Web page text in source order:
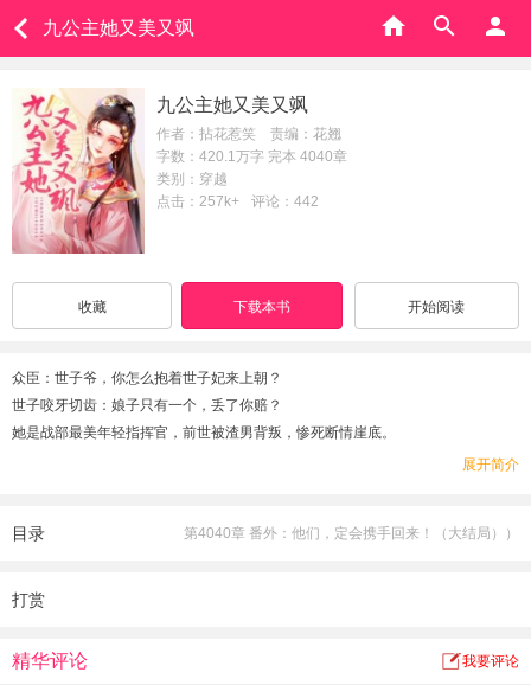
九公主她又美又飒
九公主她又美又飒
作者：拈花惹笑 责编：花翘
字数：420.1万字 完本 4040章
类别：穿越
点击：257k+
评论：442
收藏 下载本书 开始阅读
众臣：世子爷，你怎么抱着世子妃来上朝？
世子咬牙切齿：娘子只有一个，丢了你赔？
她是战部最美年轻指挥官，前世被渣男背叛，惨死断情崖底。
皇上躲在龙椅下瑟瑟发抖：无妨，他们家世子妃朕惹不起！
展开简介
目录 第4040章 番外：他们，定会携手回来！（大结局））
打赏
精华评论 我要评论